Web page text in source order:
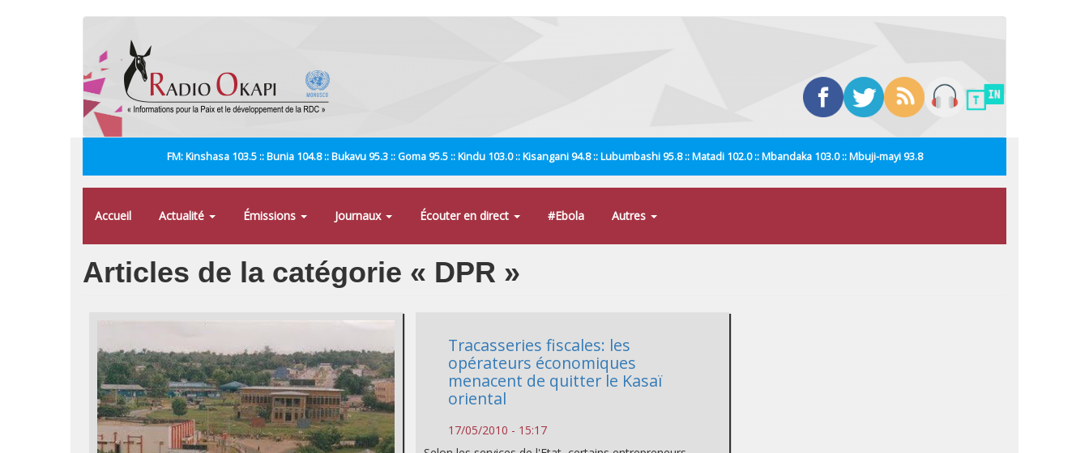
FM: Kinshasa 103.5 :: Bunia 104.8 :: Bukavu 95.3 :: Goma 95.5 :: Kindu 103.0 :: Kisangani 94.8 :: Lubumbashi 95.8 :: Matadi 102.0 :: Mbandaka 103.0 :: Mbuji-mayi 93.8
Accueil Actualité Émissions Journaux Écouter en direct #Ebola Autres
Articles de la catégorie « DPR »
Tracasseries fiscales: les
opérateurs économiques
menacent de quitter le Kasaï
oriental
17/05/2010 - 15:17